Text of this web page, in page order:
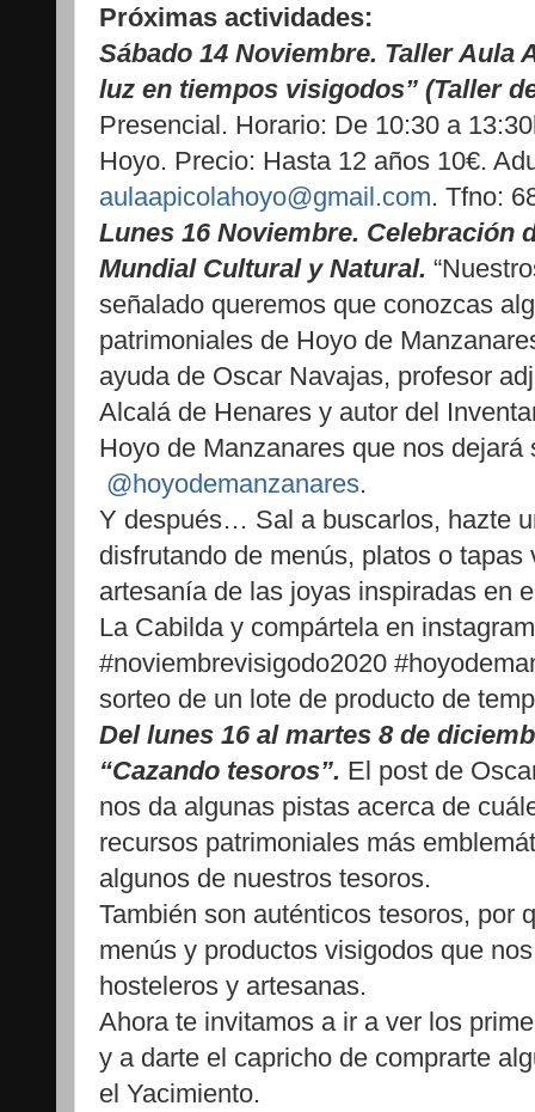
Próximas actividades:
Sábado 14 Noviembre. Taller Aula
luz en tiempos visigodos” (Taller
Presencial. Horario: De 10:30 a
Hoyo. Precio: Hasta 12 años 10€.
aulaapicolahoyo@gmail.com. Tfno:
Lunes 16 Noviembre. Celebración
Mundial Cultural y Natural.
señalado queremos que conozcas
patrimoniales de Hoyo de
ayuda de Oscar Navajas, profesor
Alcalá de Henares y autor del
Hoyo de Manzanares que nos dejará
@hoyodemanzanares.
Y después… Sal a buscarlos, hazte
disfrutando de menús, platos o
artesanía de las joyas inspiradas en
La Cabilda y compártela en
#noviembrevisigodo2020
sorteo de un lote de producto de
Del lunes 16 al martes 8 de
“Cazando tesoros”. El post de
nos da algunas pistas acerca de
recursos patrimoniales más
algunos de nuestros tesoros.
También son auténticos tesoros, por
menús y productos visigodos que
hosteleros y artesanas.
Ahora te invitamos a ir a ver los
y a darte el capricho de comprarte
el Yacimiento.